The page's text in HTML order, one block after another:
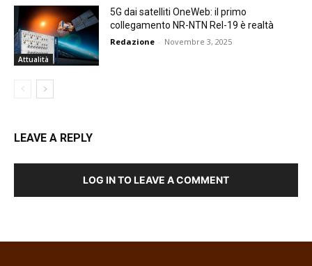
Attualità
5G dai satelliti OneWeb: il primo
collegamento NR-NTN Rel-19 è realtà
Redazione - Novembre 3, 2025
LEAVE A REPLY
LOG IN TO LEAVE A COMMENT